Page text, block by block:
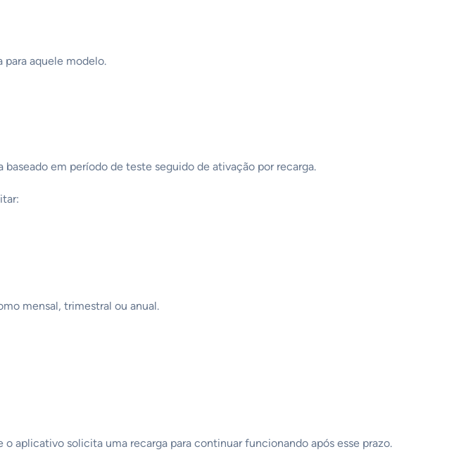
para aquele modelo.
em período de teste seguido de ativação por recarga.
mensal, trimestral ou anual.
aplicativo solicita uma recarga para continuar funcionando após esse prazo.